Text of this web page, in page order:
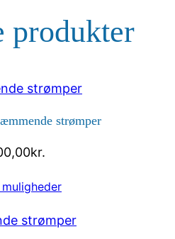
produkter
strømper
kr.